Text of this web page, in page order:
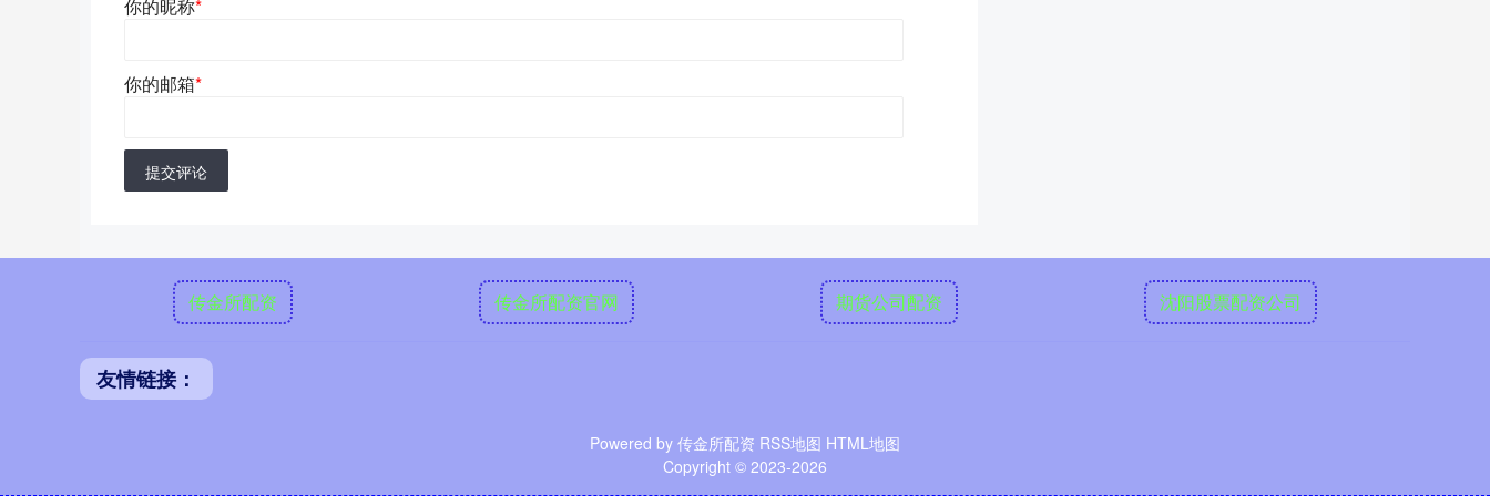
你的昵称*
你的邮箱*
提交评论
传金所配资 传金所配资官网 期货公司配资 沈阳股票配资公司
友情链接：
Powered by 传金所配资 RSS地图 HTML地图
Copyright © 2023-2026